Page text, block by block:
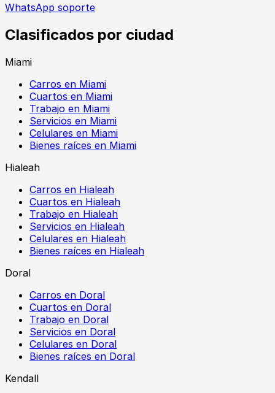
WhatsApp soporte
Clasificados por ciudad
Miami
Carros en Miami
Cuartos en Miami
Trabajo en Miami
Servicios en Miami
Celulares en Miami
Bienes raíces en Miami
Hialeah
Carros en Hialeah
Cuartos en Hialeah
Trabajo en Hialeah
Servicios en Hialeah
Celulares en Hialeah
Bienes raíces en Hialeah
Doral
Carros en Doral
Cuartos en Doral
Trabajo en Doral
Servicios en Doral
Celulares en Doral
Bienes raíces en Doral
Kendall